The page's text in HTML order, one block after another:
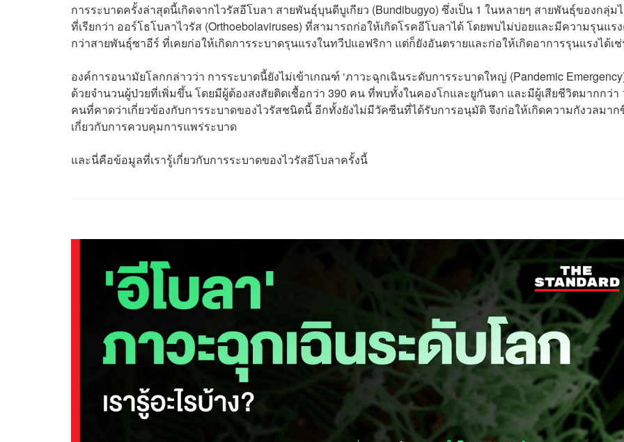
การระบาดครั้งล่าสุดนี้เกิดจากไวรัสอีโบลา สายพันธุ์บุนดีบูเกียว (Bundibugyo) ซึ่งเป็น 1 ในหลายๆ สายพันธุ์ของกลุ่ม
ที่เรียกว่า ออร์โธโบลาไวรัส (Orthoebolaviruses) ที่สามารถก่อให้เกิดโรคอีโบลาได้ โดยพบไม่บ่อยและมีความรุนแร
กว่าสายพันธุ์ซาอีร์ ที่เคยก่อให้เกิดการระบาดรุนแรงในทวีปแอฟริกา แต่ก็ยังอันตรายและก่อให้เกิดอาการรุนแรงได้เ
องค์การอนามัยโลกกล่าวว่า การระบาดนี้ยังไม่เข้าเกณฑ์ ‘ภาวะฉุกเฉินระดับการระบาดใหญ่ (Pandemic
ด้วยจำนวนผู้ป่วยที่เพิ่มขึ้น โดยมีผู้ต้องสงสัยติดเชื้อกว่า 390 คน ที่พบทั้งในคองโกและยูกันดา และมีผู้เสียชีวิตมากกว่า
คนที่คาดว่าเกี่ยวข้องกับการระบาดของไวรัสชนิดนี้ อีกทั้งยังไม่มีวัคซีนที่ได้รับการอนุมัติ จึงก่อให้เกิดความกังวลมา
เกี่ยวกับการควบคุมการแพร่ระบาด
และนี่คือข้อมูลที่เรารู้เกี่ยวกับการระบาดของไวรัสอีโบลาครั้งนี้